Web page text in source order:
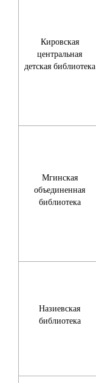
Кировская
центральная
детская библиотека
Мгинская
объединенная
библиотека
Назиевская
библиотека